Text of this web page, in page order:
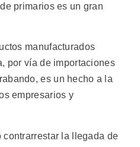
primarios es un gran
manufacturados
por vía de importaciones
es un hecho a la
empresarios y
la llegada de